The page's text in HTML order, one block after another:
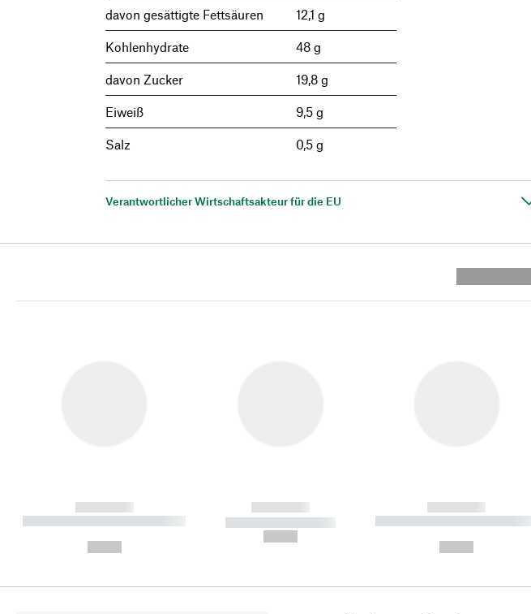
davon gesättigte Fettsäuren 12,1 g
Kohlenhydrate 48 g
davon Zucker 19,8 g
Eiweiß 9,5 g
Salz 0,5 g
Verantwortlicher Wirtschaftsakteur für die EU
------------
----------- ----------- ----------
------------
----------- -----------
------------
----------- ----------- ----------